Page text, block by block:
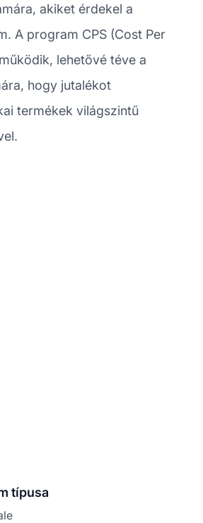
akiket érdekel a
A program CPS (Cost Per
lehetővé téve a
hogy jutalékot
termékek világszintű
típusa